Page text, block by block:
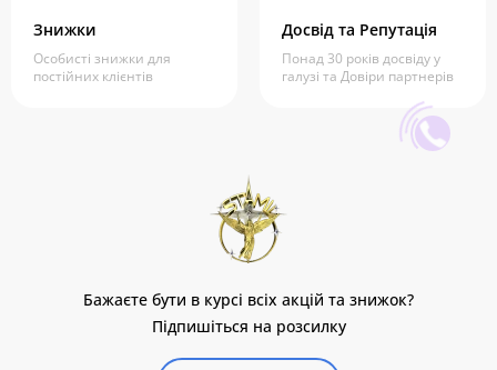
Знижки
Особисті знижки для
постійних клієнтів
Досвід та Репутація
Понад 30 років досвіду у
галузі та Довіри партнерів
Бажаєте бути в курсі всіх акцій та знижок?
Підпишіться на розсилку